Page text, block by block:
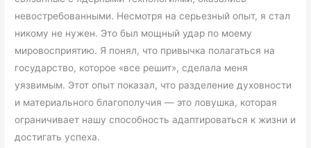
невостребованными. Несмотря на серьезный опыт, я стал
никому не нужен. Это был мощный удар по моему
мировосприятию. Я понял, что привычка полагаться на
государство, которое «все решит», сделала меня
уязвимым. Этот опыт показал, что разделение духовности
и материального благополучия — это ловушка, которая
ограничивает нашу способность адаптироваться к жизни и
достигать успеха.